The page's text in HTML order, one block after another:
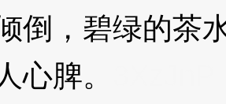
，碧绿的茶水
心脾。